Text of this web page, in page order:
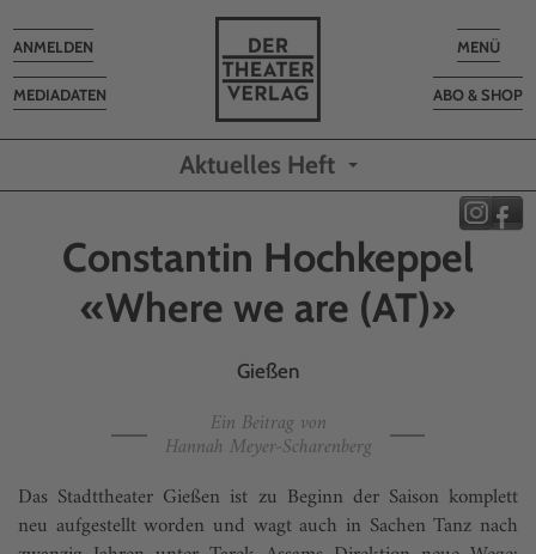
Toggle
MENÜ
ABO & SHOP
MEDIADATEN
Toggle
navigation
ANMELDEN
Aktuelles Heft
Constantin Hochkeppel
«Where we are (AT)»
Gießen
Ein Beitrag von
Hannah Meyer-Scharenberg
Das Stadttheater Gießen ist zu Beginn der Saison komplett
neu aufgestellt worden und wagt auch in Sachen Tanz nach